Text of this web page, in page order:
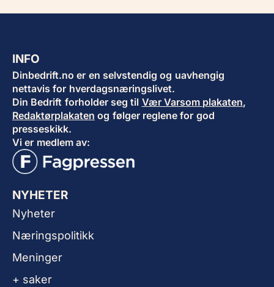
INFO
Dinbedrift.no er en selvstendig og uavhengig
nettavis for hverdagsnæringslivet.
Din Bedrift forholder seg til Vær Varsom plakaten,
Redaktørplakaten og følger reglene for god
presseskikk.
Vi er medlem av:
NYHETER
Nyheter
Næringspolitikk
Meninger
+ saker